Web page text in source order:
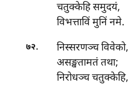
चतुक्केहि समुदयं,
विभत्ताविं मुनिं नमे.
७२.
निस्सरणञ्च विवेको,
असङ्खतामतं तथा;
निरोधञ्च चतुक्केहि,